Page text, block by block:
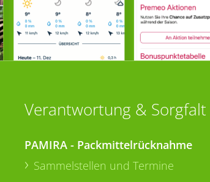
Verantwortung & Sorgfalt
PAMIRA - Packmittelrücknahme
Sammelstellen und Termine